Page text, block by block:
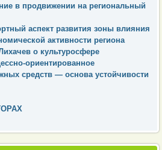
в продвижении на региональный
аспект развития зоны влияния
активности региона
о культуросфере
ориентированное
средств — основа устойчивости